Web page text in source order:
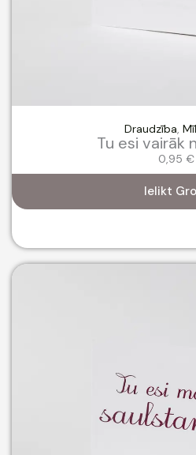
Draudzība,
Tu esi vairāk
0,95 €
Ielikt